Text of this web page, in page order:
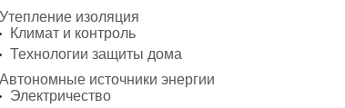
Утепление изоляция
Климат и контроль
Технологии защиты дома
Автономные источники энергии
Электричество